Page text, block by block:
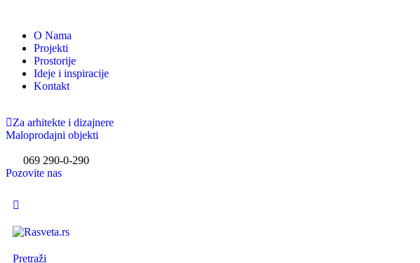
O Nama
Projekti
Prostorije
Ideje i inspiracije
Kontakt
Za arhitekte i dizajnere
Maloprodajni objekti
069 290-0-290
Pozovite nas
Pretraži